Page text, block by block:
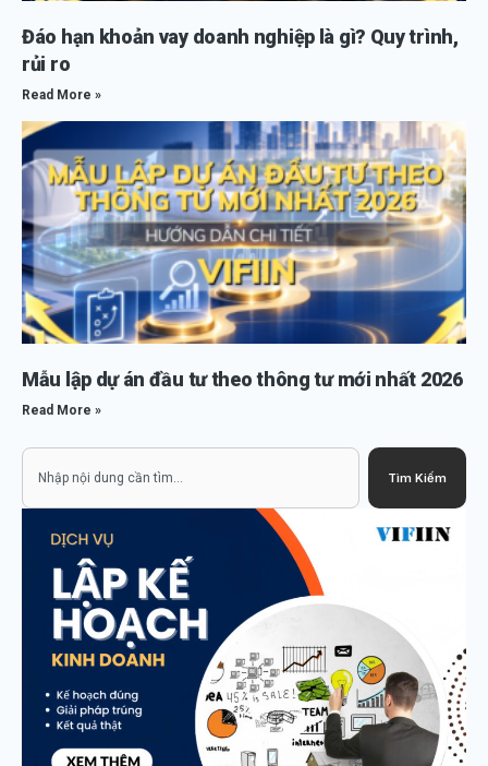
Đáo hạn khoản vay doanh nghiệp là gì? Quy trình,
rủi ro
Read More »
Mẫu lập dự án đầu tư theo thông tư mới nhất 2026
Read More »
Tìm Kiếm